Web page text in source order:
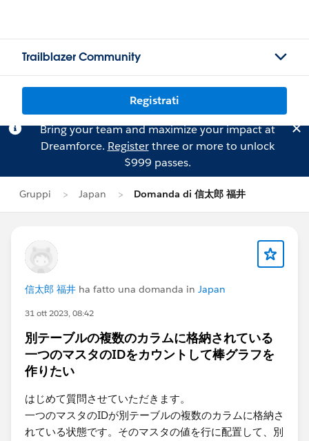
Trailblazer Community
Registrati
Bring your team and maximize your impact at
Dreamforce. Registerthree or more to unlock
$999 passes.
Gruppi Japan Domanda di 信太郎 福井
信太郎 福井 ha fatto una domanda in Japan
31 ott 2023, 08:42
別テーブルの複数のカラムに格納されている
一つのマスタのIDをカウントして棒グラフを
作りたい
はじめて質問させていただきます。
一つのマスタのIDが別テーブルの複数のカラムに格納さ
れている状態です。そのマスタの値を行に配置して、別